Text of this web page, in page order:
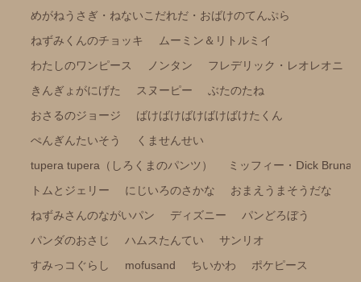
パンどろぼう
パンダのおさじ
ハムスたんてい
サンリオ
ポケピース
きかんしゃトーマス
くらはしれいイラストシリーズ
めがねうさぎ・ねないこだれだ・おばけのてんぷら
ねずみくんのチョッキ
ムーミン＆リトルミイ
わたしのワンピース
ノンタン
フレデリック・レオレオニ
きんぎょがにげた
スヌーピー
ぶたのたね
おさるのジョージ
ばけばけばけばけばけたくん
ぺんぎんたいそう
くませんせい
tupera tupera（しろくまのパンツ）
ミッフィー・Ⅾick Bruna
トムとジェリー
にじいろのさかな
おまえうまそうだな
ねずみさんのながいパン
ディズニー
パンどろぼう
パンダのおさじ
ハムスたんてい
サンリオ
すみっコぐらし
mofusand ちいかわ
ポケピース